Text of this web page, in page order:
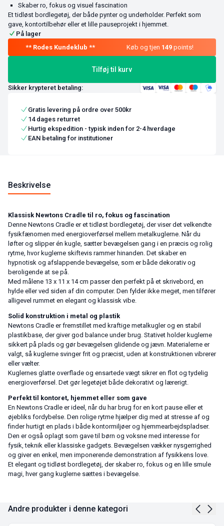
Skaber ro, fokus og visuel fascination
Et tidløst bordlegetøj, der både pynter og underholder. Perfekt som
gave, kontortilbehør eller et lille pauseprojekt i hjemmet.
På lager
Køb og tjen 149 points!
Tilføj til kurv
Sikker krypteret betaling:
Gratis levering på ordre over 500kr
14 dages returret
Hurtig ekspedition - typisk inden for 2-4 hverdage
EAN betaling for institutioner
Beskrivelse
Klassisk Newtons Cradle til ro, fokus og fascination
Denne Newtons Cradle er et tidløst bordlegetøj, der viser det velkendte
fysikfænomen med energi­overførsel mellem metalkuglerne. Når du
løfter og slipper én kugle, sætter bevægelsen gang i en præcis og rolig
rytme, hvor kuglerne skiftevis rammer hinanden. Det skaber en
hypnotisk og afslappende bevægelse, som er både dekorativ og
beroligende at se på.
Med målene 13 x 11 x 14 cm passer den perfekt på et skrivebord, en
hylde eller ved siden af din computer. Den fylder ikke meget, men tilfører
alligevel rummet en elegant og klassisk vibe.
Solid konstruktion i metal og plastik
Newtons Cradle er fremstillet med kraftige metalkugler og en stabil
plastikbase, der giver god balance under brug. Stativet holder kuglerne
sikkert på plads og gør bevægelsen glidende og jævn. Materialerne er
valgt, så kuglerne svinger frit og præcist, uden at konstruktionen vibrerer
eller vælter.
Kuglernes glatte overflade og ensartede vægt sikrer en flot og tydelig
energi­overførsel. Det gør legetøjet både dekorativt og lærerigt.
Perfekt til kontoret, hjemmet eller som gave
En Newtons Cradle er ideel, når du har brug for en kort pause eller et
øjebliks fordybelse. Den rolige rytme hjælper dig med at stresse af og
finder hurtigt en plads i både kontormiljøer og hjemmearbejdspladser.
Den er også oplagt som gave til børn og voksne med interesse for
fysik, teknik eller klassiske gadgets. Bevægelsen vækker nysgerrighed
og giver en enkel, men imponerende demonstration af fysikkens love.
Et elegant og tidløst bordlegetøj, der skaber ro, fokus og en lille smule
magi, hver gang kuglerne sættes i bevægelse.
Andre produkter i denne kategori